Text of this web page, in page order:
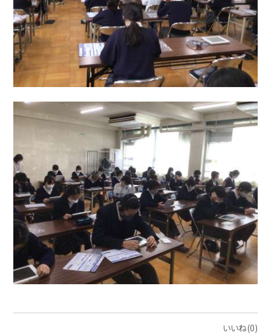
いいね(0)